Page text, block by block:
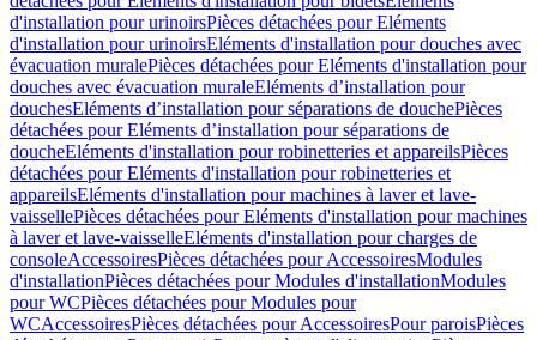
d'installation pour urinoirsPièces détachées pour Eléments
d'installation pour urinoirsEléments d'installation pour douches avec
évacuation muralePièces détachées pour Eléments d'installation pour
douches avec évacuation muraleEléments d’installation pour
douchesEléments d’installation pour séparations de douchePièces
détachées pour Eléments d’installation pour séparations de
doucheEléments d'installation pour robinetteries et appareilsPièces
détachées pour Eléments d'installation pour robinetteries et
appareilsEléments d'installation pour machines à laver et lave-
vaissellePièces détachées pour Eléments d'installation pour machines
à laver et lave-vaisselleEléments d'installation pour charges de
consoleAccessoiresPièces détachées pour AccessoiresModules
d'installationPièces détachées pour Modules d'installationModules
pour WCPièces détachées pour Modules pour
WCAccessoiresPièces détachées pour AccessoiresPour paroisPièces